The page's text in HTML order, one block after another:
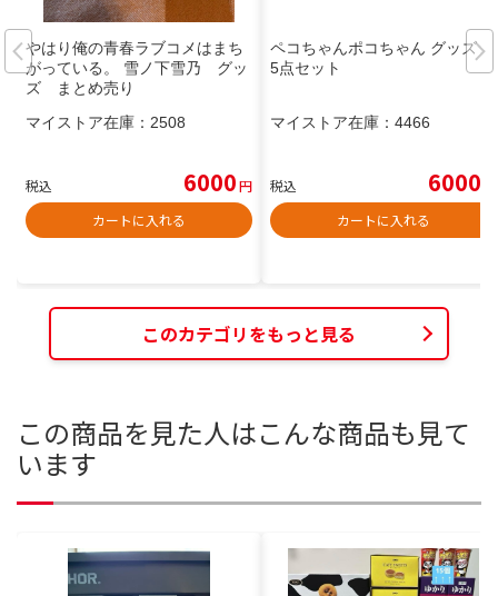
やはり俺の青春ラブコメはまち
がっている。 雪ノ下雪乃 グッ
ズ まとめ売り
マイストア在庫： 2508
税込 6000円
カートに入れる
ペコちゃんポコちゃん グッズ 2
5点セット
マイストア在庫： 4466
税込 6000
カートに入れる
このカテゴリをもっと見る
この商品を見た人はこんな商品も見て
います